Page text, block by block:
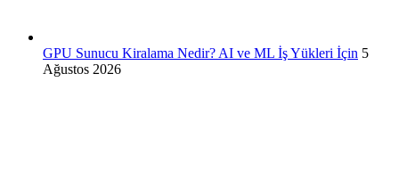
GPU Sunucu Kiralama Nedir? AI ve ML İş Yükleri İçin 5
Ağustos 2026